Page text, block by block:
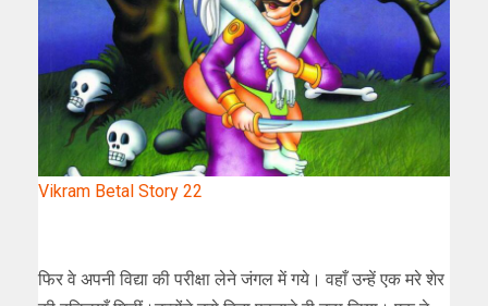
Vikram Betal Story 22
फिर वे अपनी विद्या की परीक्षा लेने जंगल में गये। वहाँ उन्हें एक मरे शेर